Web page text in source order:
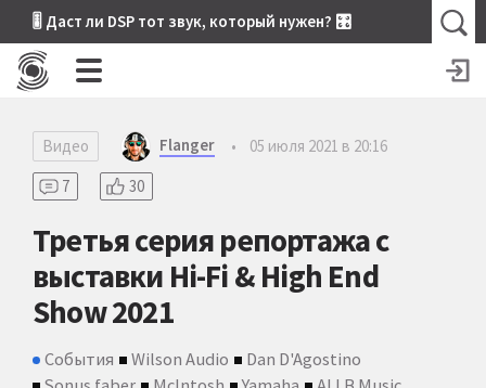
🎚 Даст ли DSP тот звук, который нужен? 🎛
Видео Flanger •
05 июля 2021 в 20:16
7
30
Третья серия репортажа с
выставки Hi-Fi & High End
Show 2021
События Wilson Audio
Dan D'Agostino